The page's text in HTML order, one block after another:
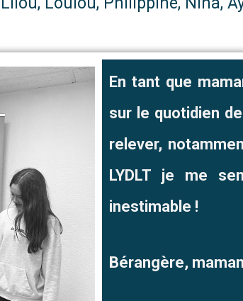
En tant que
sur le quotidien
relever,
LYDLT je me
inestimable !
Bérangère,